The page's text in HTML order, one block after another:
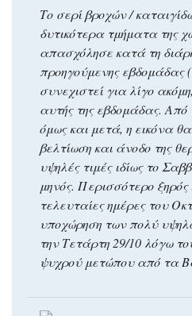
Το σερί βροχών /
δυτικότερα τμήματα της
απασχόλησε κατά τη
προηγούμενης εβδομάδας
συνεχιστεί για λίγο
αυτής της εβδομάδας.
όμως και μετά, η εικόνα
βελτίωση και άνοδο της
υψηλές τιμές ιδίως το
μηνός. Περισσότερο ξηρός
τελευταίες ημέρες του
υποχώρηση των πολύ
την Τετάρτη 29/10 λόγω
ψυχρού μετώπου από τα